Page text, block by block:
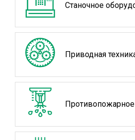
Станочное
Приводная